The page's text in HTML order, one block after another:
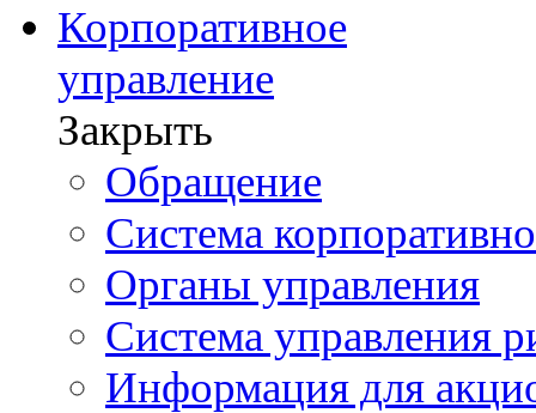
Корпоративное
управление
Закрыть
Обращение
Система
Органы управления
Система управления
Информация для